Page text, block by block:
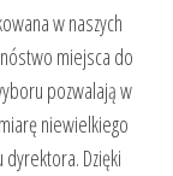
w naszych
miejsca do
pozwalają w
niewielkiego
Dzięki